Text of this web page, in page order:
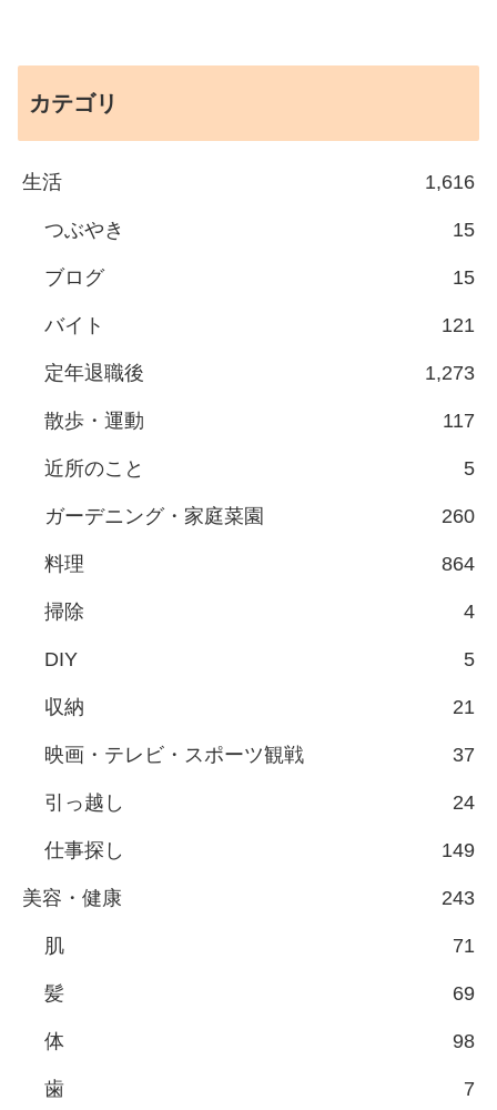
カテゴリ
生活 1,616
つぶやき 15
ブログ 15
バイト 121
定年退職後 1,273
散歩・運動 117
近所のこと 5
ガーデニング・家庭菜園 260
料理 864
掃除 4
DIY 5
収納 21
映画・テレビ・スポーツ観戦 37
引っ越し 24
仕事探し 149
美容・健康 243
肌 71
髪 69
体 98
歯 7